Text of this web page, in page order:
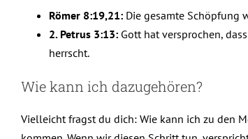
Römer 8:19,21: Die gesamte Schöpfung
2. Petrus 3:13: Gott hat versprochen,
herrscht.
Wie kann ich dazugehören?
Vielleicht fragst du dich: Wie kann ich zu den